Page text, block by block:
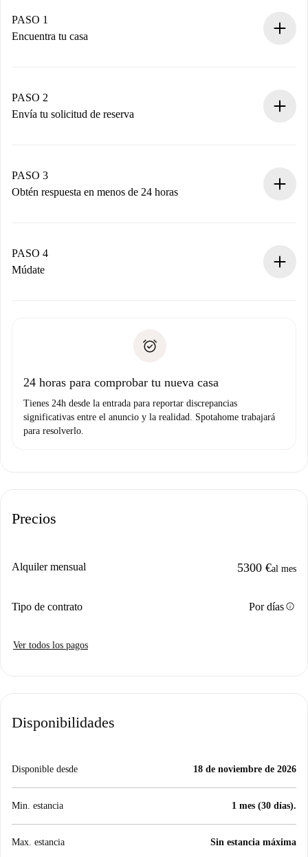
PASO 1
Encuentra tu casa
Tienes toda la información necesaria por adelantado.
PASO 2
Envía tu solicitud de reserva
propietario acepte.
PASO 3
Obtén respuesta en menos de 24 horas
contacto con el propietario.
Si es rechazada: No te haremos ningún cargo y te
Prueba de solvencia
PASO 4
Múdate
no nos comunicas ningún problema.
24 horas para comprobar tu nueva casa
Tienes 24h desde la entrada para reportar discrepancias
significativas entre el anuncio y la realidad. Spotahome trabajará
para resolverlo.
Precios
Alquiler mensual 5300 €al mes
Tipo de contrato Por díasinfo
Ver todos los pagos
Disponibilidades
Disponible desde 18 de noviembre de 2026
Min. estancia 1 mes (30 días).
Max. estancia Sin estancia máxima